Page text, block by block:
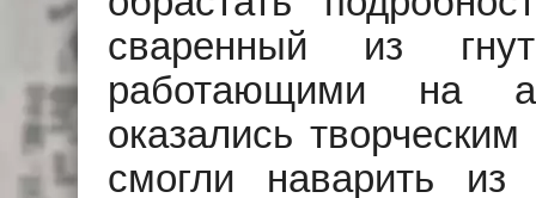
сваренный из
работающими на
оказались
смогли наварить